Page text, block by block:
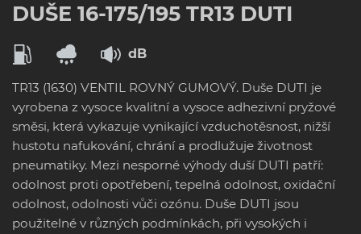
DUŠE 16-175/195 TR13 DUTI
dB
TR13 (1630) VENTIL ROVNÝ GUMOVÝ. Duše DUTI je
vyrobena z vysoce kvalitní a vysoce adhezivní pryžové
směsi, která vykazuje vynikající vzduchotěsnost, nižší
hustotu nafukování, chrání a prodlužuje životnost
pneumatiky. Mezi nesporné výhody duší DUTI patří:
odolnost proti opotřebení, tepelná odolnost, oxidační
odolnost, odolnosti vůči ozónu. Duše DUTI jsou
použitelné v různých podmínkách, při vysokých i